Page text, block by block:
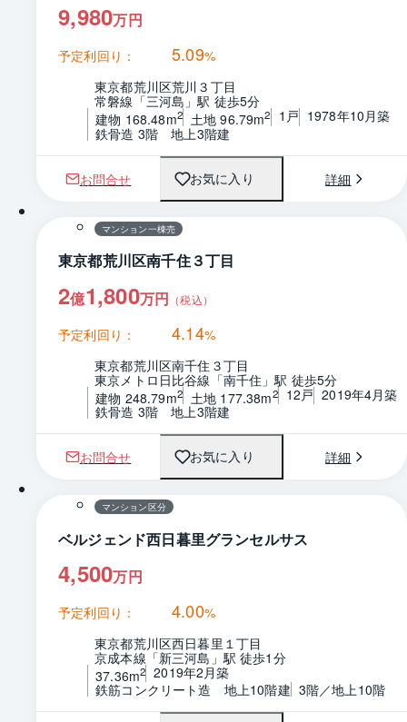
9,980万円
予定利回り： 5.09%
東京都荒川区荒川３丁目
常磐線「三河島」駅 徒歩5分
建物 168.48m2 土地 96.79m2 1戸 1978年10月築
鉄骨造 3階　地上3階建
お問合せ お気に入り 詳細
1 / 0
マンション一棟売
東京都荒川区南千住３丁目
2億1,800万円 （税込）
予定利回り： 4.14%
東京都荒川区南千住３丁目
東京メトロ日比谷線「南千住」駅 徒歩5分
建物 248.79m2 土地 177.38m2 12戸 2019年4月築
鉄骨造 3階　地上3階建
お問合せ お気に入り 詳細
1 / 0 間取り
マンション区分
ベルジェンド西日暮里グランセルサス
4,500万円
予定利回り： 4.00%
東京都荒川区西日暮里１丁目
京成本線「新三河島」駅 徒歩1分
37.36m2 2019年2月築
鉄筋コンクリート造　地上10階建 3階／地上10階